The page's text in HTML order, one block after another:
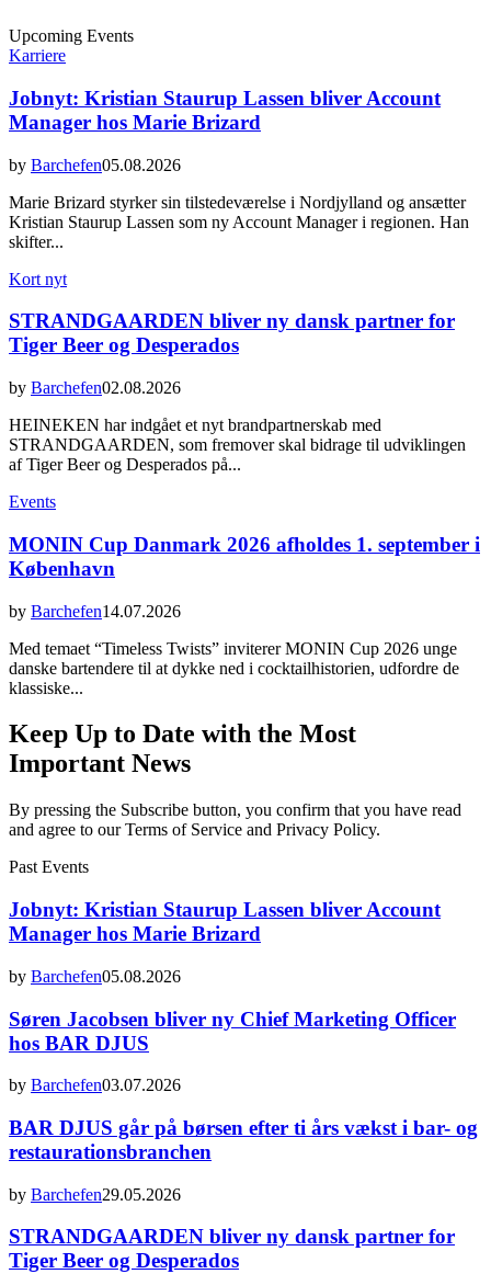
Upcoming Events
Karriere
Jobnyt: Kristian Staurup Lassen bliver Account
Manager hos Marie Brizard
by Barchefen05.08.2026
Marie Brizard styrker sin tilstedeværelse i Nordjylland og ansætter
Kristian Staurup Lassen som ny Account Manager i regionen. Han
skifter...
Kort nyt
STRANDGAARDEN bliver ny dansk partner for
Tiger Beer og Desperados
by Barchefen02.08.2026
HEINEKEN har indgået et nyt brandpartnerskab med
STRANDGAARDEN, som fremover skal bidrage til udviklingen
af Tiger Beer og Desperados på...
Events
MONIN Cup Danmark 2026 afholdes 1. september i
København
by Barchefen14.07.2026
Med temaet “Timeless Twists” inviterer MONIN Cup 2026 unge
danske bartendere til at dykke ned i cocktailhistorien, udfordre de
klassiske...
Keep Up to Date with the Most
Important News
By pressing the Subscribe button, you confirm that you have read
and agree to our Terms of Service and Privacy Policy.
Past Events
Jobnyt: Kristian Staurup Lassen bliver Account
Manager hos Marie Brizard
by Barchefen05.08.2026
Søren Jacobsen bliver ny Chief Marketing Officer
hos BAR DJUS
by Barchefen03.07.2026
BAR DJUS går på børsen efter ti års vækst i bar- og
restaurationsbranchen
by Barchefen29.05.2026
STRANDGAARDEN bliver ny dansk partner for
Tiger Beer og Desperados